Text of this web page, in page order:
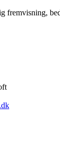
fremvisning,